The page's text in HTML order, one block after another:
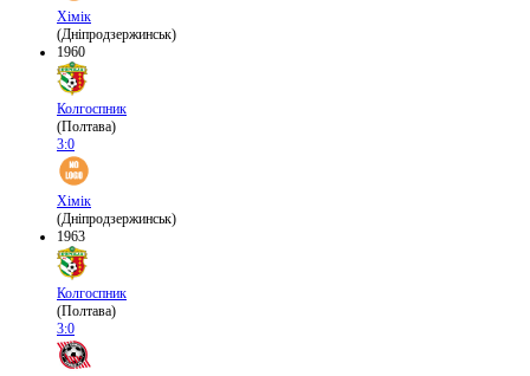
Хімік
(Дніпродзержинськ)
1960
Колгоспник
(Полтава)
3:0
Хімік
(Дніпродзержинськ)
1963
Колгоспник
(Полтава)
3:0